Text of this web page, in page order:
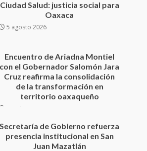
con el Gobernador Salomón Jara
Cruz reafirma la consolidación
de la transformación en
Secretaría de Gobierno refuerza
presencia institucional en San
Juan Mazatlán
20 julio 2026
Sanciona Municipio de Oaxaca
de Juárez caso de maltrato
animal tras denuncia ciudadana